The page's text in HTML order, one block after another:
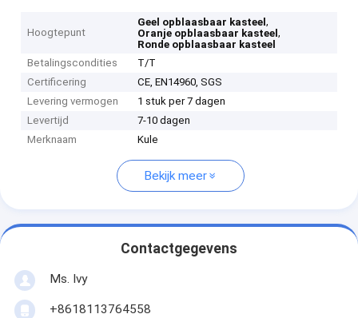
Hoogtepunt
Geel opblaasbaar kasteel,
Oranje opblaasbaar kasteel,
Ronde opblaasbaar kasteel
Betalingscondities
T/T
Certificering
CE, EN14960, SGS
Levering vermogen
1 stuk per 7 dagen
Levertijd
7-10 dagen
Merknaam
Kule
Bekijk meer
Contactgegevens
Ms. Ivy
+8618113764558